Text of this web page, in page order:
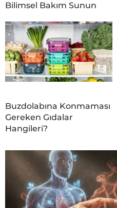
Bilimsel Bakım Sunun
Buzdolabına Konmaması
Gereken Gıdalar
Hangileri?